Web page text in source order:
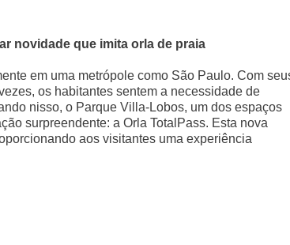
novidade que imita orla de praia
em uma metrópole como São Paulo. Com
os habitantes sentem a necessidade de
nisso, o Parque Villa-Lobos, um dos espaços
surpreendente: a Orla TotalPass. Esta nova
aos visitantes uma experiência